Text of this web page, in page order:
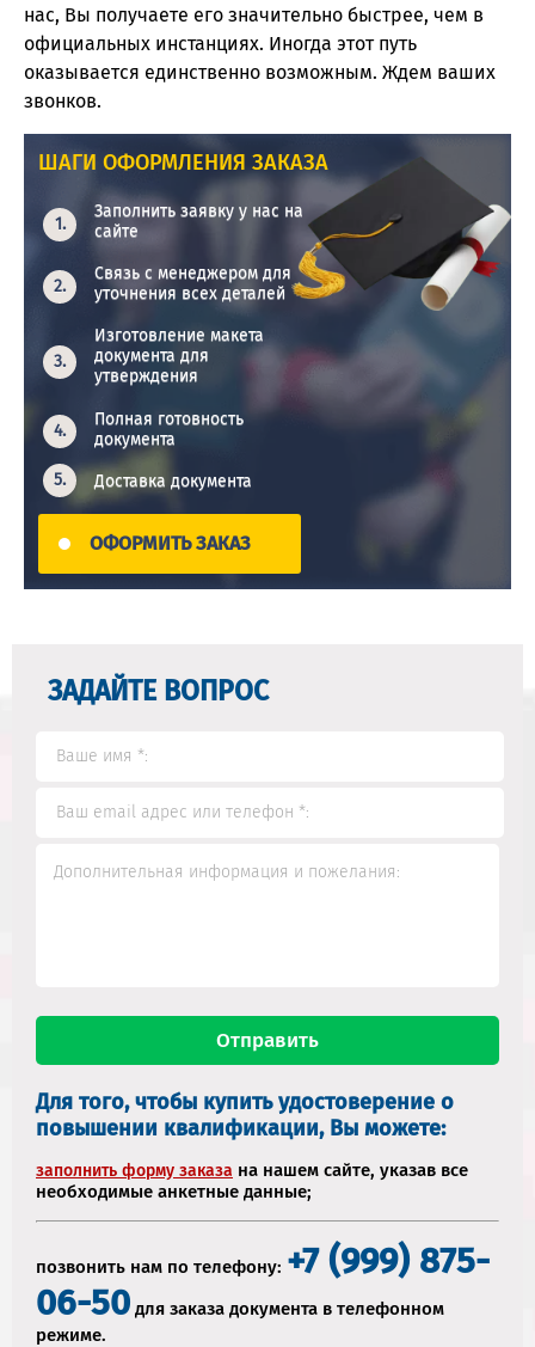
нас, Вы получаете его значительно быстрее, чем в
официальных инстанциях. Иногда этот путь
оказывается единственно возможным. Ждем ваших
звонков.
ШАГИ ОФОРМЛЕНИЯ ЗАКАЗА
Заполнить заявку у нас на
сайте
Связь с менеджером для
уточнения всех деталей
Изготовление макета
документа для
утверждения
Полная готовность
документа
Доставка документа
ОФОРМИТЬ ЗАКАЗ
ЗАДАЙТЕ ВОПРОС
Для того, чтобы купить удостоверение о
повышении квалификации, Вы можете:
заполнить форму заказа на нашем сайте, указав все
необходимые анкетные данные;
позвонить нам по телефону: +7 (999) 875-
06-50 для заказа документа в телефонном
режиме.